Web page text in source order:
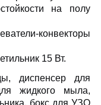
на полу
конвекторы
15 Вт.
диспенсер для
жидкого мыла,
бокс для УЗО